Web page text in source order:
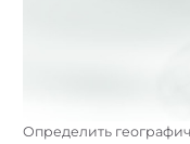
Определить